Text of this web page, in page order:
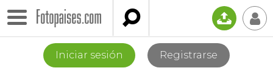
 📤 👤
Iniciar sesión Registrarse